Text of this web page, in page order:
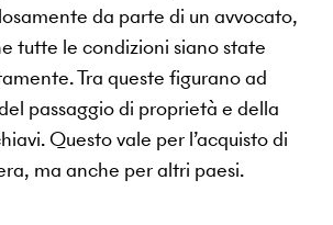
da parte di un avvocato,
tutte le condizioni siano state
Tra queste figurano ad
passaggio di proprietà e della
Questo vale per l’acquisto di
ma anche per altri paesi.